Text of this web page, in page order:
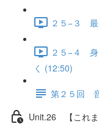
２５−３ 最
２５−４ 身
く (12:50)
第２５回
Unit.26 【これま